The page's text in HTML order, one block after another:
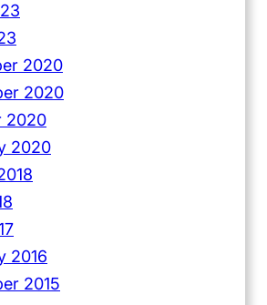
2020
2020
2020
2020
2016
2015